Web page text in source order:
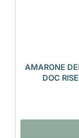
AMARONE
DOC